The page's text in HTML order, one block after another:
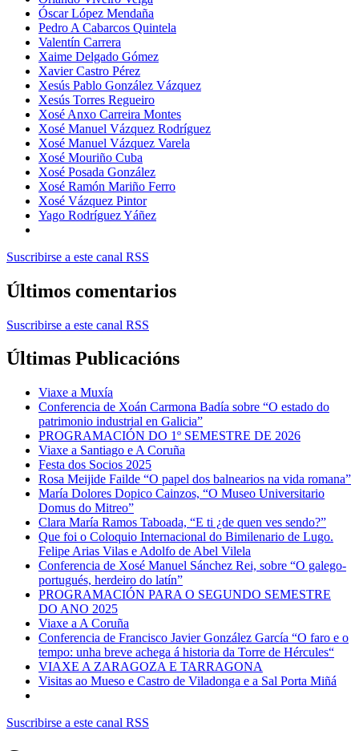
Óscar López Mendaña
Pedro A Cabarcos Quintela
Valentín Carrera
Xaime Delgado Gómez
Xavier Castro Pérez
Xesús Pablo González Vázquez
Xesús Torres Regueiro
Xosé Anxo Carreira Montes
Xosé Manuel Vázquez Rodríguez
Xosé Manuel Vázquez Varela
Xosé Mouriño Cuba
Xosé Posada González
Xosé Ramón Mariño Ferro
Xosé Vázquez Pintor
Yago Rodríguez Yáñez
Suscribirse a este canal RSS
Últimos comentarios
Suscribirse a este canal RSS
Últimas Publicacións
Viaxe a Muxía
Conferencia de Xoán Carmona Badía sobre “O estado do
patrimonio industrial en Galicia”
PROGRAMACIÓN DO 1º SEMESTRE DE 2026
Viaxe a Santiago e A Coruña
Festa dos Socios 2025
Rosa Meijide Failde “O papel dos balnearios na vida romana”
María Dolores Dopico Cainzos, “O Museo Universitario
Domus do Mitreo”
Clara María Ramos Taboada, “E ti ¿de quen ves sendo?”
Que foi o Coloquio Internacional do Bimilenario de Lugo.
Felipe Arias Vilas e Adolfo de Abel Vilela
Conferencia de Xosé Manuel Sánchez Rei, sobre “O galego-
portugués, herdeiro do latín”
PROGRAMACIÓN PARA O SEGUNDO SEMESTRE
DO ANO 2025
Viaxe a A Coruña
Conferencia de Francisco Javier González García “O faro e o
tempo: unha breve achega á historia da Torre de Hércules“
VIAXE A ZARAGOZA E TARRAGONA
Visitas ao Mueso e Castro de Viladonga e a Sal Porta Miñá
Suscribirse a este canal RSS